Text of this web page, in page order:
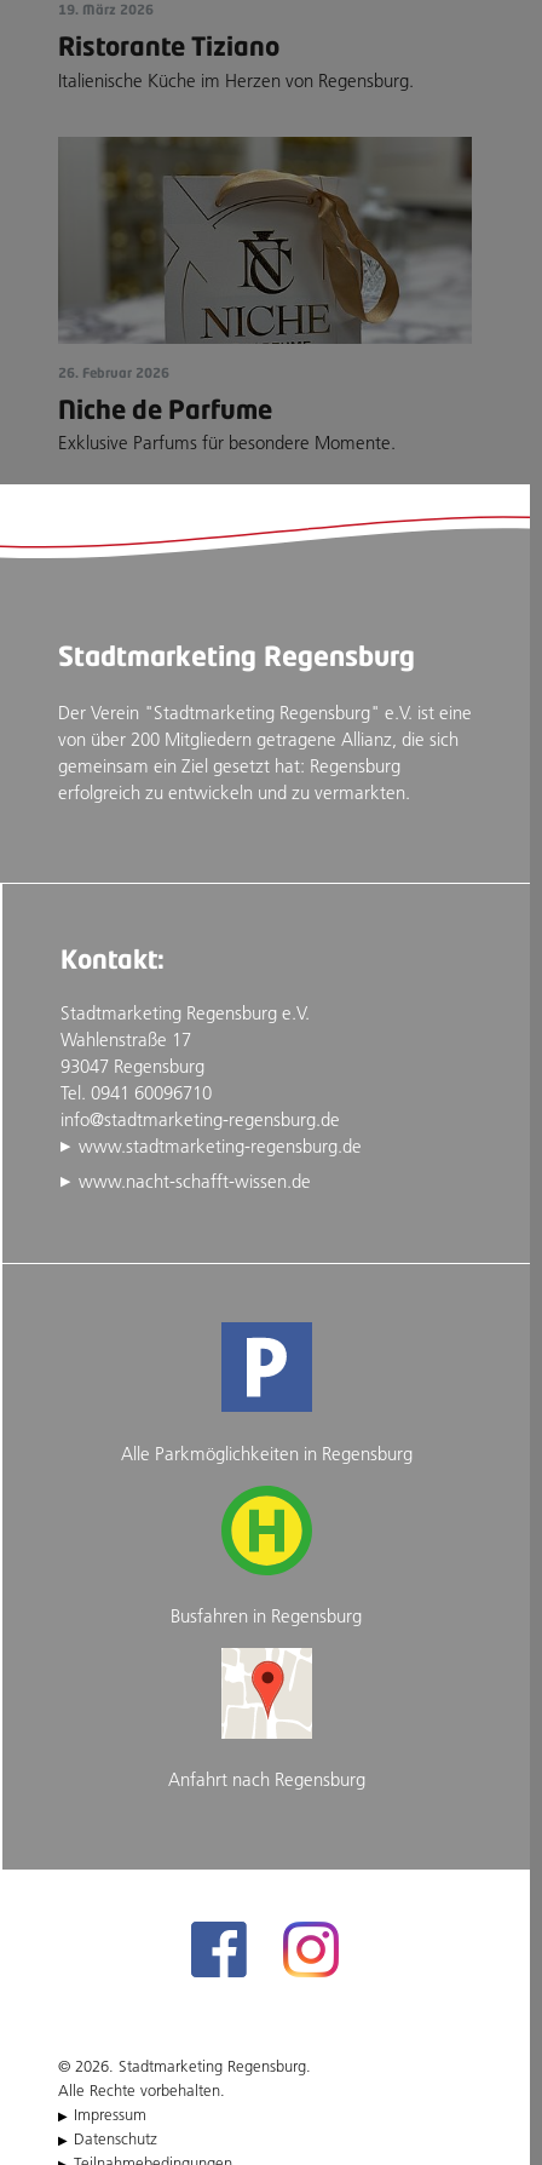
19. März 2026
Ristorante Tiziano
Italienische Küche im Herzen von Regensburg.
26. Februar 2026
Niche de Parfume
Exklusive Parfums für besondere Momente.
Stadtmarketing Regensburg
Der Verein "Stadtmarketing Regensburg" e.V. ist eine
von über 200 Mitgliedern getragene Allianz, die sich
gemeinsam ein Ziel gesetzt hat: Regensburg
erfolgreich zu entwickeln und zu vermarkten.
Kontakt:
Stadtmarketing Regensburg e.V.
Wahlenstraße 17
93047 Regensburg
Tel. 0941 60096710
info@stadtmarketing-regensburg.de
www.stadtmarketing-regensburg.de
www.nacht-schafft-wissen.de
Alle Parkmöglichkeiten in Regensburg
Busfahren in Regensburg
Anfahrt nach Regensburg
© 2026. Stadtmarketing Regensburg.
Alle Rechte vorbehalten.
Impressum
Datenschutz